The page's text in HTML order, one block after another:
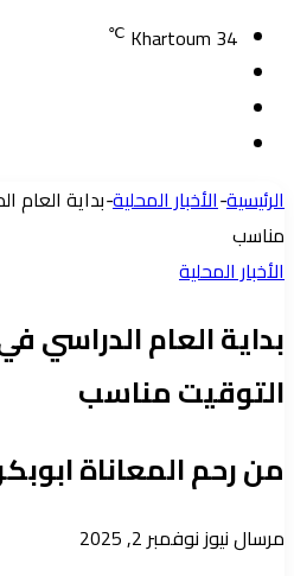
Khartoum 34
℃
جانبيالرئيسية-الأخبار المحلية-بداية العام
مناسب
الأخبار المحلية
بداية العام الدراسي
التوقيت مناسب
من رحم المعاناة
مرسال نيوزأرسل
نوفمبر 2, 2025